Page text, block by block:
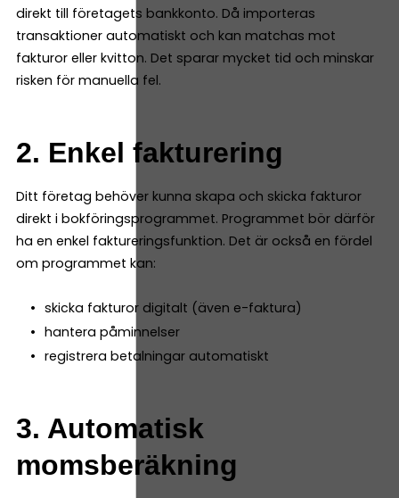
direkt till företagets bankkonto. Då importeras
transaktioner automatiskt och kan matchas mot
fakturor eller kvitton. Det sparar mycket tid och minskar
risken för manuella fel.
2. Enkel fakturering
Ditt företag behöver kunna skapa och skicka fakturor
direkt i bokföringsprogrammet. Programmet bör därför
ha en enkel faktureringsfunktion. Det är också en fördel
om programmet kan:
skicka fakturor digitalt (även e-faktura)
hantera påminnelser
registrera betalningar automatiskt
3. Automatisk
momsberäkning